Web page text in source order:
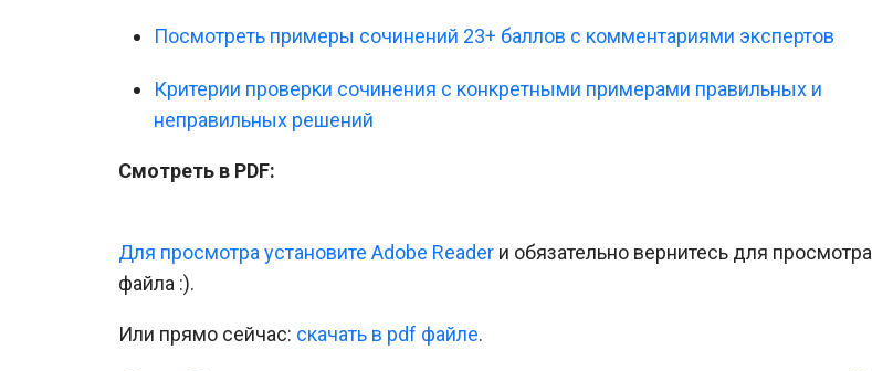
Посмотреть примеры сочинений 23+ баллов с комментариями экспертов
Критерии проверки сочинения с конкретными примерами правильных и
неправильных решений
Смотреть в PDF:
Для просмотра установите Adobe Reader и обязательно вернитесь для просмотра
файла :).
Или прямо сейчас: cкачать в pdf файле.